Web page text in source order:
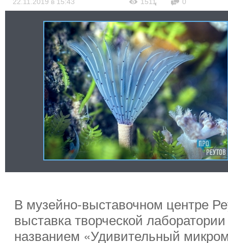
В музейно-выставочном центре
выставка творческой
названием «Удивительный